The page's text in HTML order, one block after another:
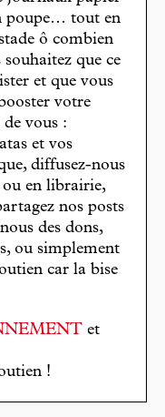
poupe… tout en
ô combien
que ce
et que vous
votre
vous :
et vos
diffusez-nous
en librairie,
nos posts
des dons,
ou simplement
car la bise
et
!